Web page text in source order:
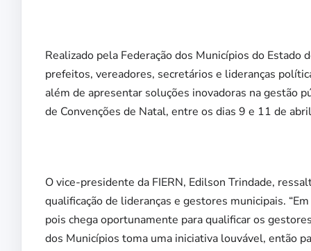
Realizado pela Federação dos Municípios do Estado
prefeitos, vereadores, secretários e lideranças
além de apresentar soluções inovadoras na gestão
de Convenções de Natal, entre os dias 9 e 11 de
O vice-presidente da FIERN, Edilson Trindade,
qualificação de lideranças e gestores municipais.
pois chega oportunamente para qualificar os
dos Municípios toma uma iniciativa louvável, então